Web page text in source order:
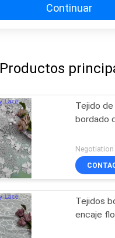
Continuar
Productos
Tejido
bordado
Tejidos
encaje